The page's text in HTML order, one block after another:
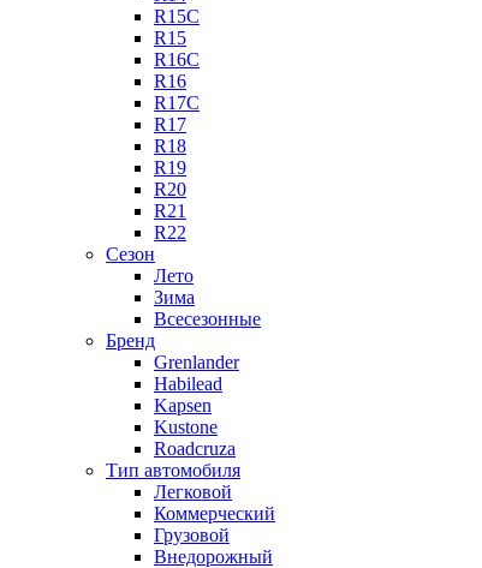
R15C
R15
R16C
R16
R17C
R17
R18
R19
R20
R21
R22
Сезон
Лето
Зима
Всесезонные
Бренд
Grenlander
Habilead
Kapsen
Kustone
Roadcruza
Тип автомобиля
Легковой
Коммерческий
Грузовой
Внедорожный